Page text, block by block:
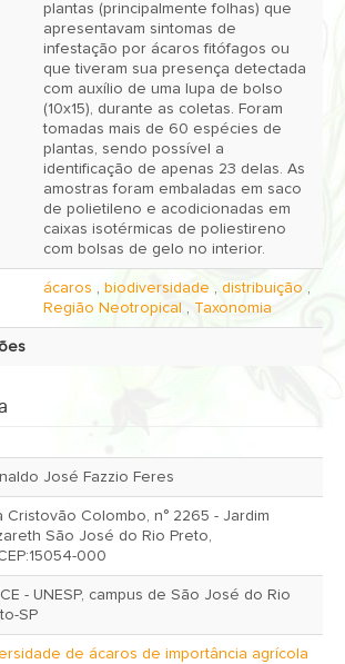
plantas (principalmente folhas) que
apresentavam sintomas de
infestação por ácaros fitófagos ou
que tiveram sua presença detectada
com auxílio de uma lupa de bolso
(10x15), durante as coletas. Foram
tomadas mais de 60 espécies de
plantas, sendo possível a
identificação de apenas 23 delas. As
amostras foram embaladas em saco
de polietileno e acodicionadas em
caixas isotérmicas de poliestireno
com bolsas de gelo no interior.
ácaros , biodiversidade , distribuição ,
Região Neotropical
, Taxonomia
José Fazzio Feres
Cristovão Colombo, n° 2265 - Jardim
São José do Rio Preto,
000
- UNESP, campus de São José do Rio
SP
de ácaros de importância agrícola